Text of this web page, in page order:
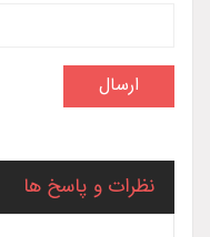
نظرات و پاسخ ها